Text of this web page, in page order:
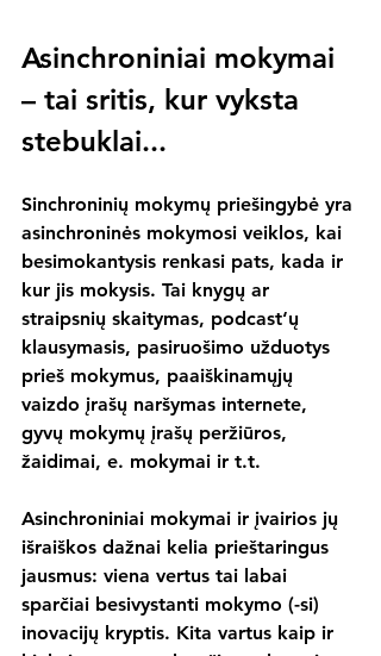
Asinchroniniai mokymai
– tai sritis, kur vyksta
stebuklai...
Sinchroninių mokymų priešingybė yra
asinchroninės mokymosi veiklos, kai
besimokantysis renkasi pats, kada ir
kur jis mokysis. Tai knygų ar
straipsnių skaitymas, podcast‘ų
klausymasis, pasiruošimo užduotys
prieš mokymus, paaiškinamųjų
vaizdo įrašų naršymas internete,
gyvų mokymų įrašų peržiūros,
žaidimai, e. mokymai ir t.t.
Asinchroniniai mokymai ir įvairios jų
išraiškos dažnai kelia prieštaringus
jausmus: viena vertus tai labai
sparčiai besivystanti mokymo (-si)
inovacijų kryptis. Kita vartus kaip ir